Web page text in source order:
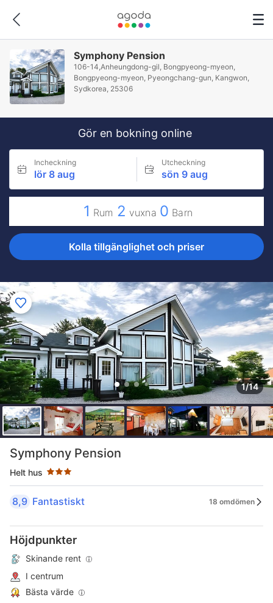
Symphony Pension
106-14,Anheungdong-gil, Bongpyeong-myeon,
Bongpyeong-myeon, Pyeongchang-gun, Kangwon,
Sydkorea, 25306
Gör en bokning online
Incheckning
lör 8 aug
Utcheckning
sön 9 aug
1 Rum 2 vuxna 0 Barn
Kolla tillgänglighet och priser
1/14
Symphony Pension
Helt hus
Stjärnklassificering: 3 stjärnor
8,9 Fantastiskt 18 omdömen
Höjdpunkter
Skinande rent
I centrum
Bästa värde